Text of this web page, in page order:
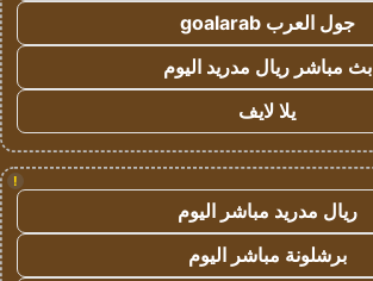
جول العرب goalarab
بث مباشر ريال مدريد اليوم
يلا لايف
!
ريال مدريد مباشر اليوم
برشلونة مباشر اليوم